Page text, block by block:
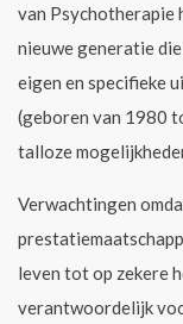
van Psychotherapie
nieuwe generatie
eigen en specifieke
(geboren van 1980
talloze
Verwachtingen
leven tot op zekere
verantwoordelijk